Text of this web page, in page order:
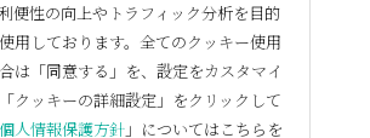
便性の向上やトラフィック分析を目的
用しております。全てのクッキー使用
は「同意する」を、設定をカスタマイ
クッキーの詳細設定」をクリックして
個人情報保護方針 」についてはこちらを